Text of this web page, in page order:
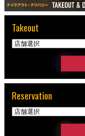
Takeout
Reservation